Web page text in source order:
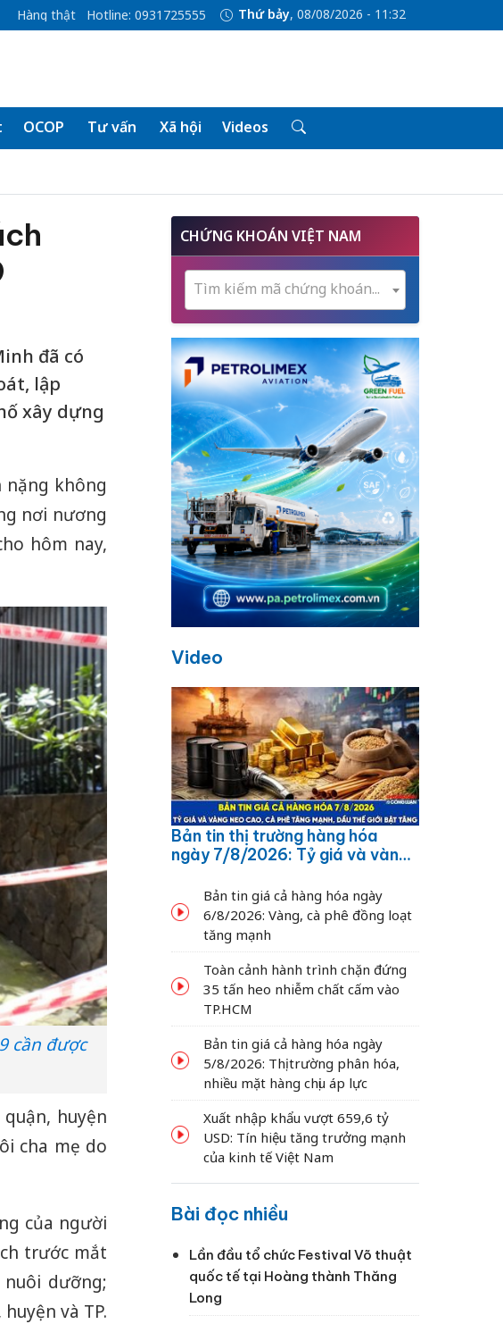
Hàng thật Hotline: 0931725555 Thứ bảy, 08/08/2026 - 11:32
OCOP Tư vấn Xã hội Videos
đã có
lập
xây dựng
nặng không
nơi nương
hôm nay,
cần được
huyện
cha mẹ do
của người
trước mắt
dưỡng;
và TP.
CHỨNG KHOÁN VIỆT NAM
Tìm kiếm mã chứng khoán...
Video
Bản tin thị trường hàng hóa
ngày 7/8/2026: Tỷ giá và vàng
dầu thế giới bật tăng
Bản tin giá cả hàng hóa ngày
6/8/2026: Vàng, cà phê đồng loạt
tăng mạnh
Toàn cảnh hành trình chặn đứng
35 tấn heo nhiễm chất cấm vào
TP.HCM
Bản tin giá cả hàng hóa ngày
5/8/2026: Thị trường phân hóa,
nhiều mặt hàng chịu áp lực
Xuất nhập khẩu vượt 659,6 tỷ
USD: Tín hiệu tăng trưởng mạnh
của kinh tế Việt Nam
Bài đọc nhiều
Lần đầu tổ chức Festival Võ thuật
quốc tế tại Hoàng thành Thăng
Long